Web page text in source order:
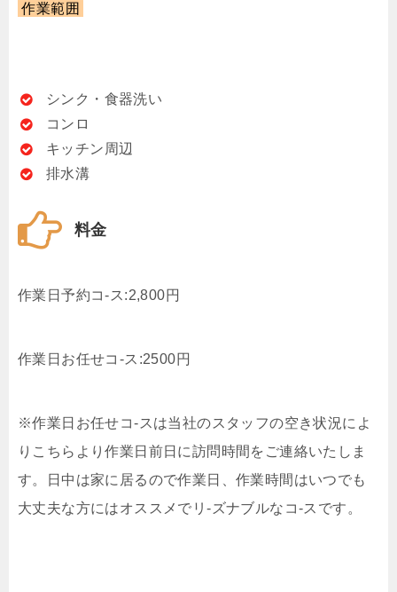
作業範囲
シンク・食器洗い
コンロ
キッチン周辺
排水溝
料金
作業日予約コ-ス:2,800円
作業日お任せコ-ス:2500円
※作業日お任せコ-スは当社のスタッフの空き状況によ
りこちらより作業日前日に訪問時間をご連絡いたしま
す。日中は家に居るので作業日、作業時間はいつでも
大丈夫な方にはオススメでリ-ズナブルなコ-スです。